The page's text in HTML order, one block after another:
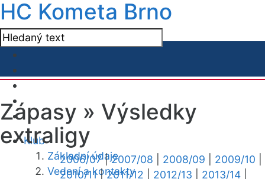
HC Kometa Brno
Klub
Základní údaje
Vedení a kontakty
Zápasy » Výsledky
extraligy
2006/07|2007/08 2008/09 2009/10
2010/11|2011/12 2012/13 2013/14